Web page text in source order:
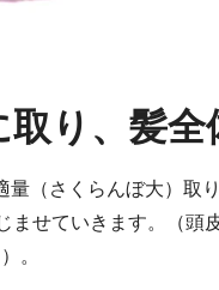
り、髪
（さくらんぼ大）取
せていきます。（頭
。